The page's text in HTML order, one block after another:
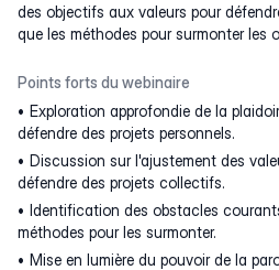
des objectifs aux valeurs pour
que les méthodes pour surmonter les
Points forts du webinaire
Exploration approfondie de la
défendre des projets personnels.
Discussion sur l'ajustement des
défendre des projets collectifs.
Identification des obstacles
méthodes pour les surmonter.
Mise en lumière du pouvoir de la